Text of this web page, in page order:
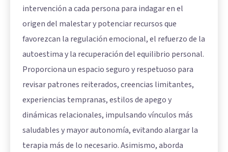
intervención a cada persona para indagar en el
origen del malestar y potenciar recursos que
favorezcan la regulación emocional, el refuerzo de la
autoestima y la recuperación del equilibrio personal.
Proporciona un espacio seguro y respetuoso para
revisar patrones reiterados, creencias limitantes,
experiencias tempranas, estilos de apego y
dinámicas relacionales, impulsando vínculos más
saludables y mayor autonomía, evitando alargar la
terapia más de lo necesario. Asimismo, aborda